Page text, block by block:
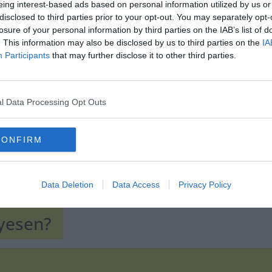
interest-based ads based on personal information utilized by us
to third parties prior to your opt-out. You may separately
of your personal information by third parties on the IAB’s list of
This information may also be disclosed by us to third parties on the
Participants that may further disclose it to other third parties.
Data Processing Opt Outs
Data Deletion Data Access Privacy Policy
Hirdetés